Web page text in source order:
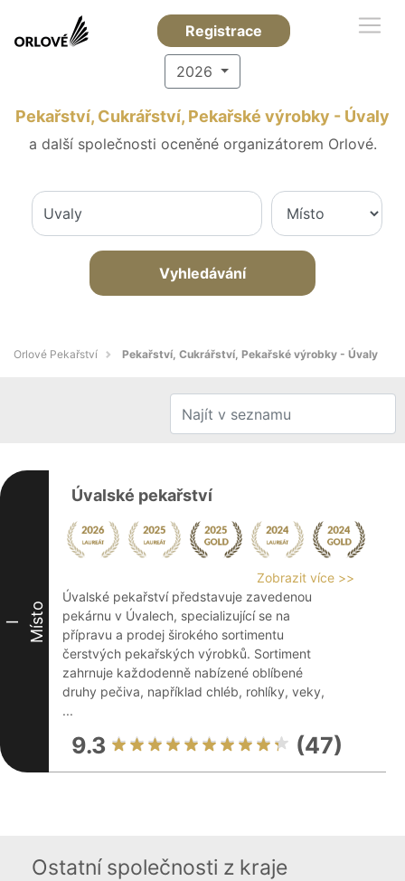
Registrace
2026
Pekařství, Cukrářství, Pekařské výrobky - Úvaly
a další společnosti oceněné organizátorem Orlové.
Vyhledávání
Orlové Pekařství Pekařství, Cukrářství, Pekařské výrobky - Úvaly
I Místo
Úvalské pekařství
Zobrazit více >>
Úvalské pekařství představuje zavedenou
pekárnu v Úvalech, specializující se na
přípravu a prodej širokého sortimentu
čerstvých pekařských výrobků. Sortiment
zahrnuje každodenně nabízené oblíbené
druhy pečiva, například chléb, rohlíky, veky,
...
9.3 (47)
Ostatní společnosti z kraje